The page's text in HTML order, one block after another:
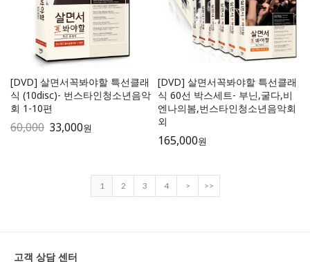
[DVD] 살면서꼭봐야할 특선클래
식 (10disc)- 번스타인청소년음악
회 1-10편
60,000 33,000원
[DVD] 살면서꼭봐야할 특선클래
식 60선 박스세트- 부닌,굴다,비
엔나의봄,번스타인청소년음악회
외
165,000원
1 2 3 4 > >>
고객 상담 센터